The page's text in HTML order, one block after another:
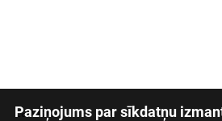
Paziņojums par sīkdatņu
Latviski